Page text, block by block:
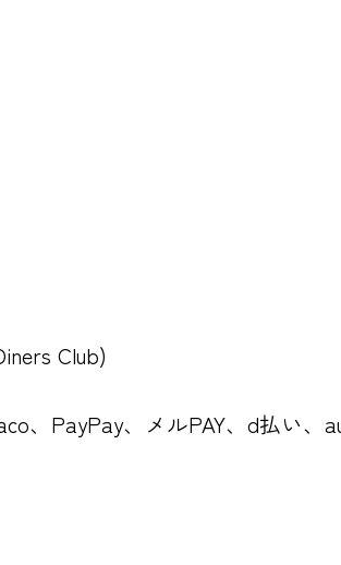
Club)
、PayPay、メルPAY、d払い、